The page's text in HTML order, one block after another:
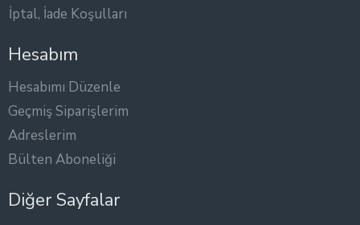
İptal, İade Koşulları
Hesabım
Hesabımı Düzenle
Geçmiş Siparişlerim
Adreslerim
Bülten Aboneliği
Diğer Sayfalar